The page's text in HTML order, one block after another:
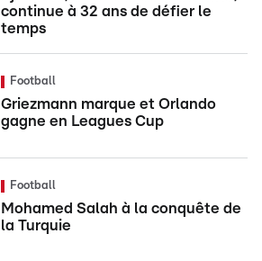
continue à 32 ans de défier le
temps
Football
Griezmann marque et Orlando
gagne en Leagues Cup
Football
Mohamed Salah à la conquête de
la Turquie